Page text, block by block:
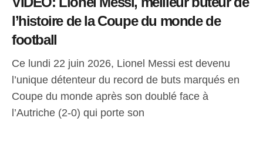
l’histoire de la Coupe du monde de
football
Ce lundi 22 juin 2026, Lionel Messi est devenu
l’unique détenteur du record de buts marqués en
Coupe du monde après son doublé face à
l’Autriche (2-0) qui porte son